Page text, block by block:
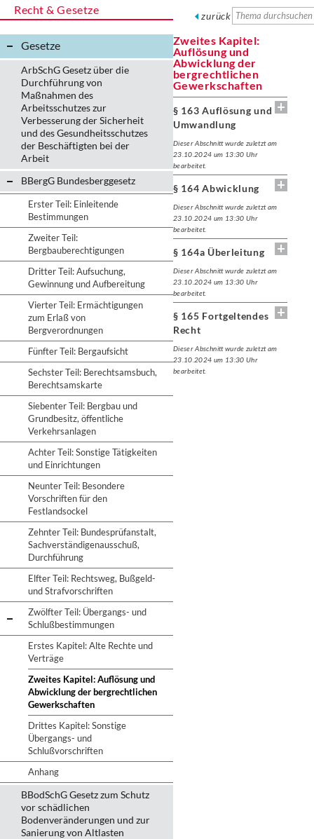
Recht & Gesetze
Gesetze
ArbSchG Gesetz über die
Durchführung von
Maßnahmen des
Arbeitsschutzes zur
Verbesserung der Sicherheit
und des Gesundheitsschutzes
der Beschäftigten bei der
Arbeit
BBergG Bundesberggesetz
Erster Teil: Einleitende
Bestimmungen
Zweiter Teil:
Bergbauberechtigungen
Dritter Teil: Aufsuchung,
Gewinnung und Aufbereitung
Vierter Teil: Ermächtigungen
zum Erlaß von
Bergverordnungen
Fünfter Teil: Bergaufsicht
Sechster Teil: Berechtsamsbuch,
Berechtsamskarte
Siebenter Teil: Bergbau und
Grundbesitz, öffentliche
Verkehrsanlagen
Achter Teil: Sonstige Tätigkeiten
und Einrichtungen
Neunter Teil: Besondere
Vorschriften für den
Festlandsockel
Zehnter Teil: Bundesprüfanstalt,
Sachverständigenausschuß,
Durchführung
Elfter Teil: Rechtsweg, Bußgeld-
und Strafvorschriften
Zwölfter Teil: Übergangs- und
Schlußbestimmungen
Erstes Kapitel: Alte Rechte und
Verträge
Zweites Kapitel: Auflösung und
Abwicklung der bergrechtlichen
Gewerkschaften
Drittes Kapitel: Sonstige
Übergangs- und
Schlußvorschriften
Anhang
BBodSchG Gesetz zum Schutz
vor schädlichen
Bodenveränderungen und zur
Sanierung von Altlasten
zurück
Zweites Kapitel:
Auflösung und
Abwicklung der
bergrechtlichen
Gewerkschaften
§ 163 Auflösung und
Umwandlung
Dieser Abschnitt wurde zuletzt am
23.10.2024 um 13:30 Uhr
bearbeitet.
§ 164 Abwicklung
Dieser Abschnitt wurde zuletzt am
23.10.2024 um 13:30 Uhr
bearbeitet.
§ 164a Überleitung
Dieser Abschnitt wurde zuletzt am
23.10.2024 um 13:30 Uhr
bearbeitet.
§ 165 Fortgeltendes
Recht
Dieser Abschnitt wurde zuletzt am
23.10.2024 um 13:30 Uhr
bearbeitet.